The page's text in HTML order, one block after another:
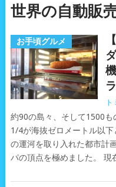
世界の自動販
お手頃グルメ
ト
約90の島々、そして1500
1/4が海抜ゼロメートル以
の運河を取り入れた都市計
パの頂点を極めました。 現